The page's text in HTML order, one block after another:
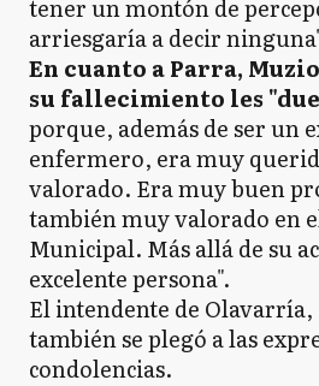
tener un montón de
arriesgaría a decir
En cuanto a Parra,
su fallecimiento les
porque, además de ser un
enfermero, era muy
valorado. Era muy buen
también muy valorado en
Municipal. Más allá de su
excelente persona".
El intendente de
también se plegó a las
condolencias.